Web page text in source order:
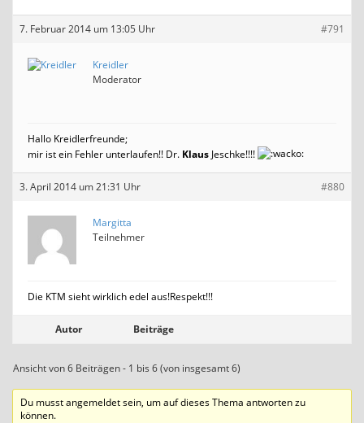
7. Februar 2014 um 13:05 Uhr #791
Kreidler
Moderator
Hallo Kreidlerfreunde;
mir ist ein Fehler unterlaufen!! Dr. Klaus Jeschke!!!!
3. April 2014 um 21:31 Uhr #880
Margitta
Teilnehmer
Die KTM sieht wirklich edel aus!Respekt!!!
Autor Beiträge
Ansicht von 6 Beiträgen - 1 bis 6 (von insgesamt 6)
Du musst angemeldet sein, um auf dieses Thema antworten zu
können.